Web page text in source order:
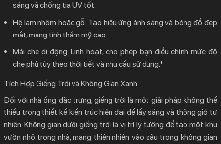
sáng và chống tia UV tốt.
Hệ lam nhôm hoặc gỗ: Tạo hiệu ứng ánh sáng và bóng đổ đẹp
mắt, mang tính thẩm mỹ cao.
Mái che di động: Linh hoạt, cho phép bạn điều chỉnh mức độ
che phủ tùy theo thời tiết và nhu cầu sử dụng.*
Tích Hợp Giếng Trời và Không Gian Xanh
Đối với nhà ống đặc trưng, giếng trời là một giải pháp không thể
thiếu trong thiết kế kiến trúc hiện đại để lấy sáng và thông gió tự
nhiên. Không gian dưới giếng trời là vị trí lý tưởng để tạo một khu
vườn nhỏ trong nhà, mang thiên nhiên vào sâu trong không gian